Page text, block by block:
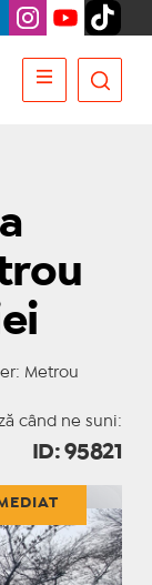
Metrou
când ne suni:
ID: 95821